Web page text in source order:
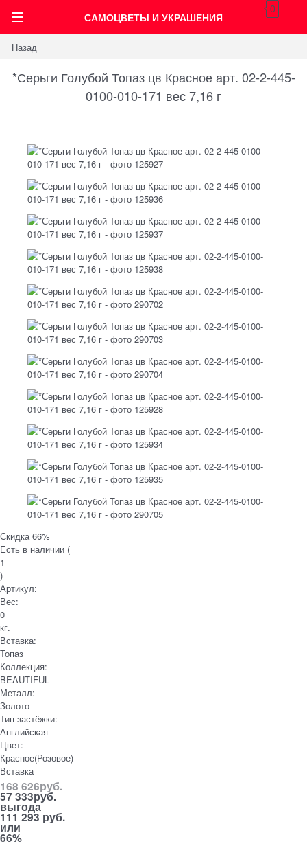
САМОЦВЕТЫ И УКРАШЕНИЯ
0
Назад
*Серьги Голубой Топаз цв Красное арт. 02-2-445-
0100-010-171 вес 7,16 г
Скидка 66%
Есть в наличии (
1
)
Артикул:
Вес:
0
кг.
Вставка:
Топаз
Коллекция:
BEAUTIFUL
Металл:
Золото
Тип застёжки:
Английская
Цвет:
Красное(Розовое)
Вставка
168 626руб.
57 333руб.
выгода
111 293 руб.
или
66%